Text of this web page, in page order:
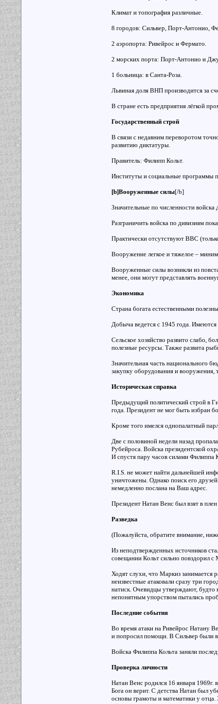
Климат и топография различные.
8 городов: Сильвер, Порт-Антонио,
2 аэропорта: Ривейрос и Фермато.
2 морских порта: Порт-Антонио и
1 больница: в Санта-Роза.
Львиная доля ВНП производится за
В стране есть предприятия лёгкой
Государственный строй
В связи с недавним переворотом
развитию диктатуры.
Правитель: Филипп Кольт.
Институты и социальные программы
[b]Вооруженные силы[/b]
Значительные по численности войска
Разграничить войска по дивизиям
Практически отсутствуют ВВС
Вооружение легкое и тяжелое –
Вооруженные силы возникли из
менее, они могут представлять
Экономика
Страна богата естественными
Добыча ведется с 1945 года.
Сельское хозяйство развито слабо,
полезные ресурсы. Также развита
Значительная часть национального
закупку оборудования и вооружения,
Историческая справка
Предыдущий политический строй в
года. Президент не мог быть избран
Кроме того имелся однопалатный
Две с половиной недели назад
Рубейроса. Войска президентской
И спустя пару часов силами Филиппа
R.I.S. не может найти дальнейшей
уничтожены. Однако поиск его
немедленно послана на Ваш адрес.
Президент Натан Венс был взят в
Разведка
(Пожалуйста, обратите внимание,
Из неподтвержденных источников
совещании Кольт сильно повздорил
Ходят слухи, что Маркиз занимается
неизвестные атаковали сразу три
натиск. Очевидцы утверждают, будто
непонятным упорством пытались
Последние события
Во время атаки на Ривейрос Натану
и попросил помощи. В Сильвер были
Войска Филиппа Кольта заняли
Проверка личности
Натан Венс родился 16 января 1969г.
Бога он верит. С детства Натан был
основы грамоты и математики у отца.